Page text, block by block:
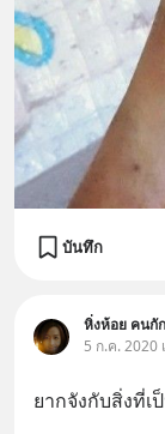
บันทึก
หิ่งห้อย คนกั
5 ก.ค. 2020
ยากจังกับสิ่งที่เ